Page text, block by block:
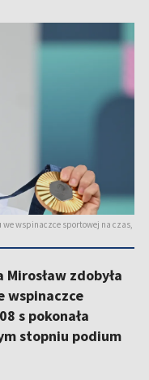
wspinaczce sportowej na czas,
zdobyła
wspinaczce
s pokonała
stopniu podium